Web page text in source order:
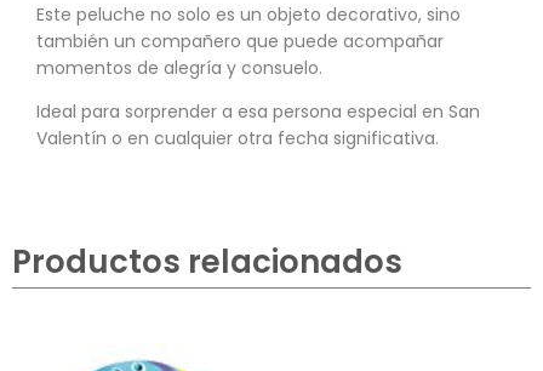
Este peluche no solo es un objeto decorativo, sino
también un compañero que puede acompañar
momentos de alegría y consuelo.
Ideal para sorprender a esa persona especial en San
Valentín o en cualquier otra fecha significativa.
Productos relacionados